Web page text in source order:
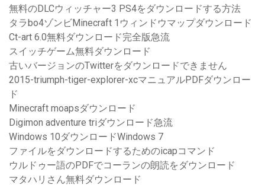
無料のDLCウィッチャー3 PS4をダウンロードする方法
タラbo4ゾンビMinecraft 1ウィンドウマップダウンロード
Ct-art 6.0無料ダウンロード完全版急流
スイッチゲーム無料ダウンロード
古いバージョンのTwitterをダウンロードできません
2015-triumph-tiger-explorer-xcマニュアルPDFダウンロー
ド
Minecraft moapsダウンロード
Digimon adventure triダウンロード急流
Windows 10ダウンロードWindows 7
ファイルをダウンロードするためのicapコマンド
ウルドゥー語のPDFでコーランの朗読をダウンロード
マタハリさん無料ダウンロード